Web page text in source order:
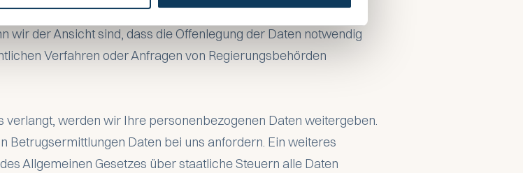
wir der Ansicht sind, dass die Offenlegung der Daten notwendig
Verfahren oder Anfragen von Regierungsbehörden
werden wir Ihre personenbezogenen Daten weitergeben.
Betrugsermittlungen Daten bei uns anfordern. Ein weiteres
Allgemeinen Gesetzes über staatliche Steuern alle Daten